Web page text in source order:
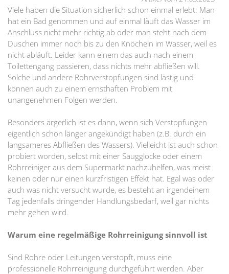
Viele haben die Situation sicherlich schon einmal erlebt: Man
hat ein Bad genommen und auf einmal läuft das Wasser im
Anschluss nicht mehr richtig ab oder man steht nach dem
Duschen immer noch bis zu den Knöcheln im Wasser, weil es
nicht abläuft. Leider kann einem das auch nach einem
Toilettengang passieren, dass nichts mehr abfließen will.
Solche und andere Rohrverstopfungen sind lästig und
können auch zu einem ernsthaften Problem mit
unangenehmen Folgen werden.
Besonders ärgerlich ist es dann, wenn sich Verstopfungen
eigentlich schon länger angekündigt haben (z.B. durch ein
langsameres Abfließen des Wassers). Vielleicht ist auch schon
probiert worden, selbst mit einer Saugglocke oder einem
Rohrreiniger aus dem Supermarkt nachzuhelfen, was meist
keinen oder nur einen kurzfristigen Effekt hat. Egal was oder
auch was nicht versucht wurde, es besteht an irgendeinem
Tag jedenfalls dringender Handlungsbedarf, weil gar nichts
mehr gehen wird.
Warum eine regelmäßige Rohrreinigung sinnvoll ist
Sind Rohre oder Leitungen verstopft, muss eine
professionelle Rohrreinigung durchgeführt werden. Aber